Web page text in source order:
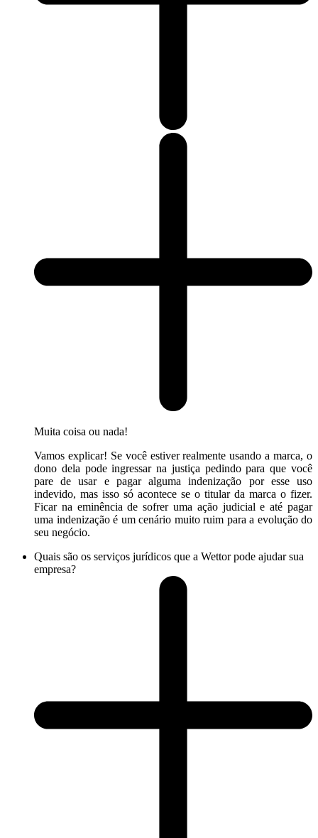
Muita coisa ou nada!
Vamos explicar! Se você estiver realmente usando a marca, o
dono dela pode ingressar na justiça pedindo para que você
pare de usar e pagar alguma indenização por esse uso
indevido, mas isso só acontece se o titular da marca o fizer.
Ficar na eminência de sofrer uma ação judicial e até pagar
uma indenização é um cenário muito ruim para a evolução do
seu negócio.
Quais são os serviços jurídicos que a Wettor pode ajudar sua
empresa?